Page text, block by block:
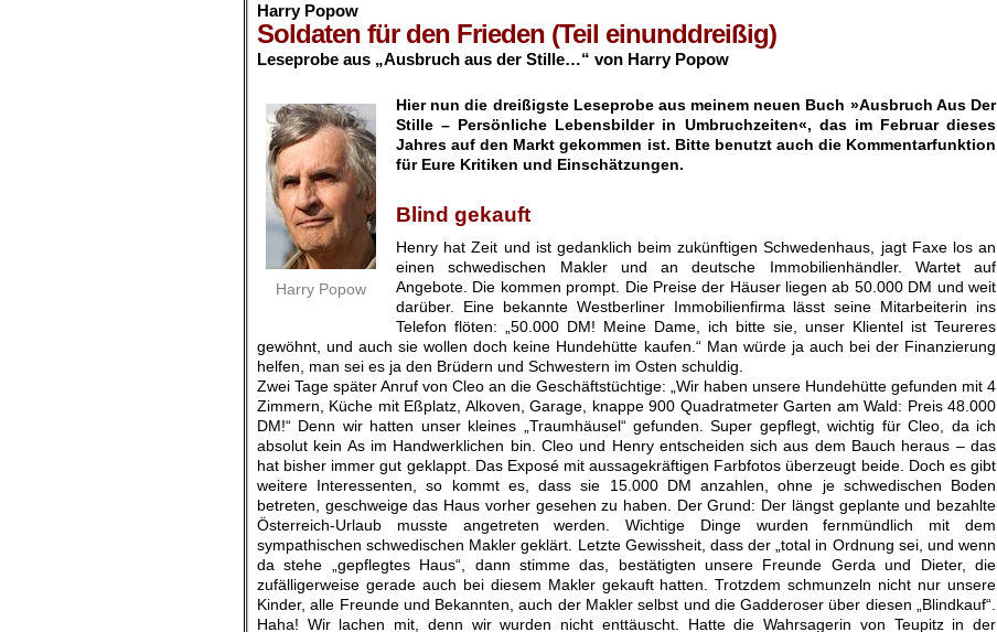
Harry Popow
Soldaten für den Frieden (Teil einunddreißig)
Leseprobe aus „Ausbruch aus der Stille…“ von Harry Popow
Harry Popow
Hier nun die dreißigste Leseprobe aus meinem neuen Buch »Ausbruch Aus Der
Stille – Persönliche Lebensbilder in Umbruchzeiten«, das im Februar dieses
Jahres auf den Markt gekommen ist. Bitte benutzt auch die Kommentarfunktion
für Eure Kritiken und Einschätzungen.
Blind gekauft
Henry hat Zeit und ist gedanklich beim zukünftigen Schwedenhaus, jagt Faxe los an
einen schwedischen Makler und an deutsche Immobilienhändler. Wartet auf
Angebote. Die kommen prompt. Die Preise der Häuser liegen ab 50.000 DM und weit
darüber. Eine bekannte Westberliner Immobilienfirma lässt seine Mitarbeiterin ins
Telefon flöten: „50.000 DM! Meine Dame, ich bitte sie, unser Klientel ist Teureres
gewöhnt, und auch sie wollen doch keine Hundehütte kaufen.“ Man würde ja auch bei der Finanzierung
helfen, man sei es ja den Brüdern und Schwestern im Osten schuldig.
Zwei Tage später Anruf von Cleo an die Geschäftstüchtige: „Wir haben unsere Hundehütte gefunden mit 4
Zimmern, Küche mit Eßplatz, Alkoven, Garage, knappe 900 Quadratmeter Garten am Wald: Preis 48.000
DM!“ Denn wir hatten unser kleines „Traumhäusel“ gefunden. Super gepflegt, wichtig für Cleo, da ich
absolut kein As im Handwerklichen bin. Cleo und Henry entscheiden sich aus dem Bauch heraus – das
hat bisher immer gut geklappt. Das Exposé mit aussagekräftigen Farbfotos überzeugt beide. Doch es gibt
weitere Interessenten, so kommt es, dass sie 15.000 DM anzahlen, ohne je schwedischen Boden
betreten, geschweige das Haus vorher gesehen zu haben. Der Grund: Der längst geplante und bezahlte
Österreich-Urlaub musste angetreten werden. Wichtige Dinge wurden fernmündlich mit dem
sympathischen schwedischen Makler geklärt. Letzte Gewissheit, dass der „total in Ordnung sei, und wenn
da stehe „gepflegtes Haus“, dann stimme das, bestätigten unsere Freunde Gerda und Dieter, die
zufälligerweise gerade auch bei diesem Makler gekauft hatten. Trotzdem schmunzeln nicht nur unsere
Kinder, alle Freunde und Bekannten, auch der Makler selbst und die Gadderoser über diesen „Blindkauf“.
Haha! Wir lachen mit, denn wir wurden nicht enttäuscht. Hatte die Wahrsagerin von Teupitz in der